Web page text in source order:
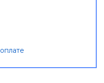
оплате